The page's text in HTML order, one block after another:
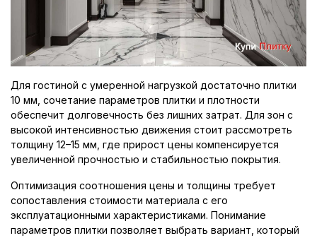
Для гостиной с умеренной нагрузкой достаточно плитки
10 мм, сочетание параметров плитки и плотности
обеспечит долговечность без лишних затрат. Для зон с
высокой интенсивностью движения стоит рассмотреть
толщину 12–15 мм, где прирост цены компенсируется
увеличенной прочностью и стабильностью покрытия.
Оптимизация соотношения цены и толщины требует
сопоставления стоимости материала с его
эксплуатационными характеристиками. Понимание
параметров плитки позволяет выбрать вариант, который